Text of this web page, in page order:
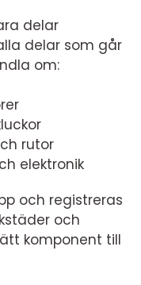
delar
delar som går
om:
rutor
elektronik
och registreras
och
komponent till